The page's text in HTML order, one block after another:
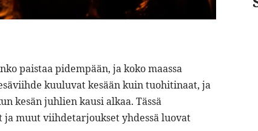
paistaa pidempään, ja koko maassa
kuuluvat kesään kuin tuohitinaat, ja
kesän juhlien kausi alkaa. Tässä
muut viihdetarjoukset yhdessä luovat